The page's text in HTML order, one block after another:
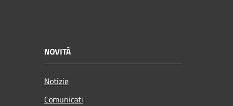
NOVITÀ
Notizie
Comunicati